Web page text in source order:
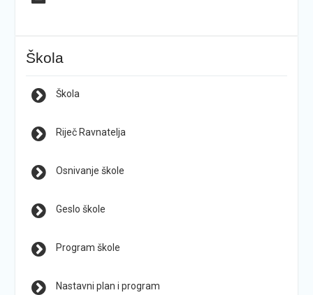
Škola
Škola
Riječ Ravnatelja
Osnivanje škole
Geslo škole
Program škole
Nastavni plan i program